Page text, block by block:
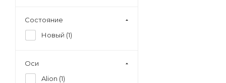
Состояние
Новый (1)
Оси
Alion (1)